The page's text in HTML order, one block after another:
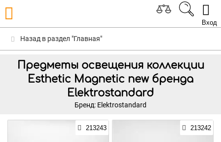
Вход
Назад в раздел "Главная"
Предметы освещения коллекции
Esthetic Magnetic new бренда
Elektrostandard
Бренд: Elektrostandard
213243 213242